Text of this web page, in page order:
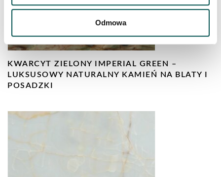
Odmowa
KWARCYT ZIELONY IMPERIAL GREEN –
LUKSUSOWY NATURALNY KAMIEŃ NA BLATY I
POSADZKI